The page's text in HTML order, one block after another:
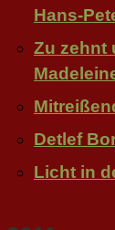
Hans-
Zu zehnt
Detlef
Licht in